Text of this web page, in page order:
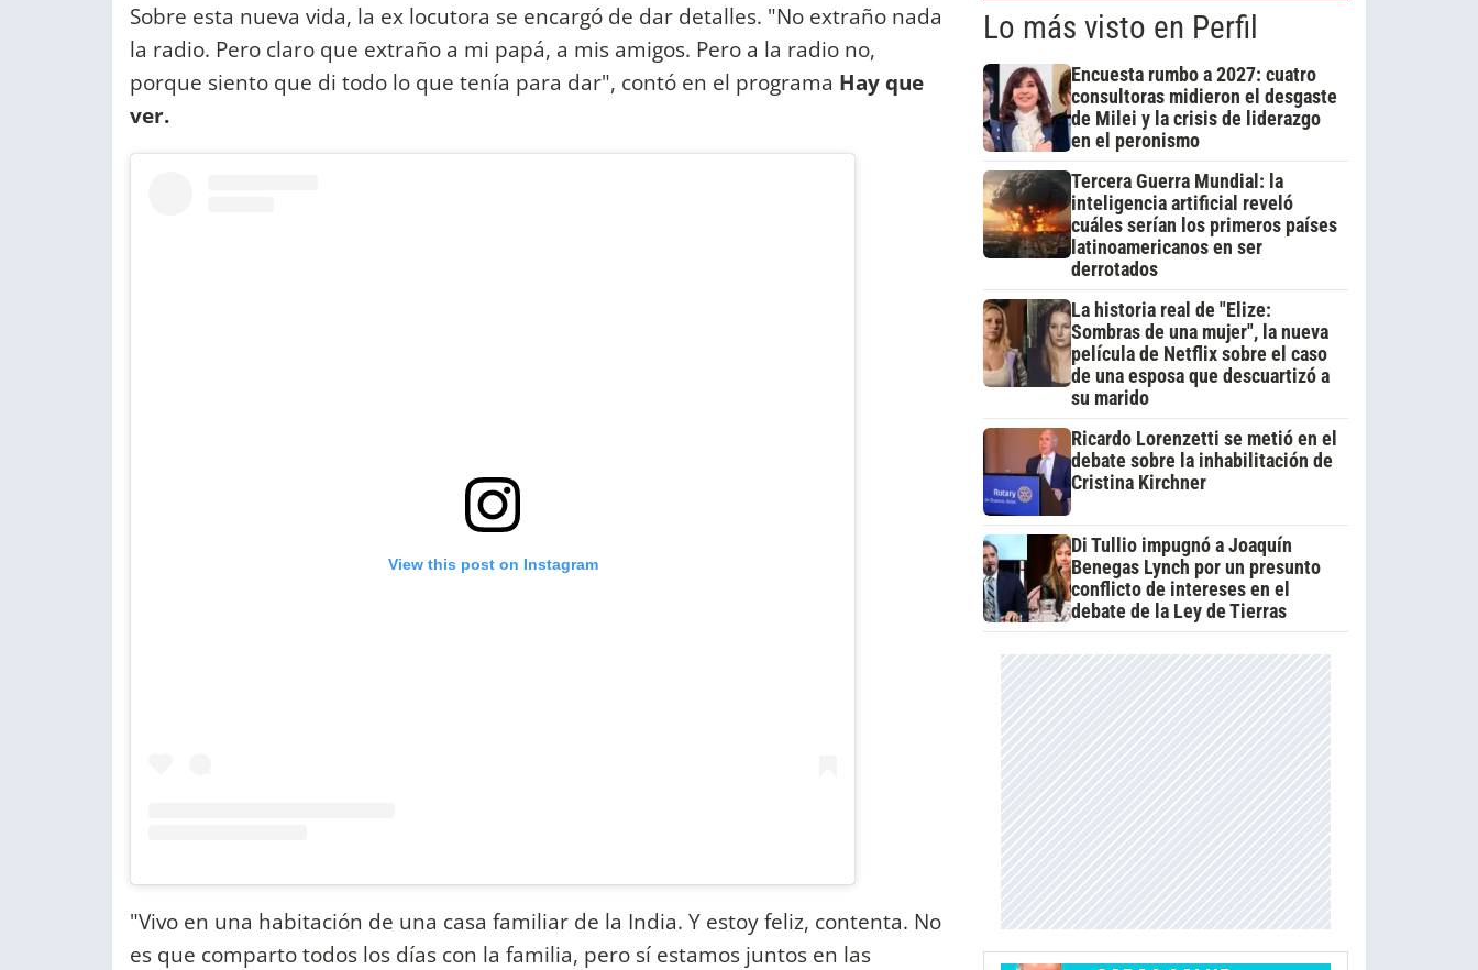
Sobre esta nueva vida, la ex locutora se encargó de dar detalles. "No extraño nada
la radio. Pero claro que extraño a mi papá, a mis amigos. Pero a la radio no,
porque siento que di todo lo que tenía para dar", contó en el programa Hay que
ver.
View this post on Instagram
"Vivo en una habitación de una casa familiar de la India. Y estoy feliz, contenta. No
es que comparto todos los días con la familia, pero sí estamos juntos en las
Lo más visto en Perfil
Encuesta rumbo a 2027: cuatro
consultoras midieron el desgaste
de Milei y la crisis de liderazgo
en el peronismo
Tercera Guerra Mundial: la
inteligencia artificial reveló
cuáles serían los primeros países
latinoamericanos en ser
derrotados
La historia real de "Elize:
Sombras de una mujer", la nueva
película de Netflix sobre el caso
de una esposa que descuartizó a
su marido
Ricardo Lorenzetti se metió en el
debate sobre la inhabilitación de
Cristina Kirchner
Di Tullio impugnó a Joaquín
Benegas Lynch por un presunto
conflicto de intereses en el
debate de la Ley de Tierras